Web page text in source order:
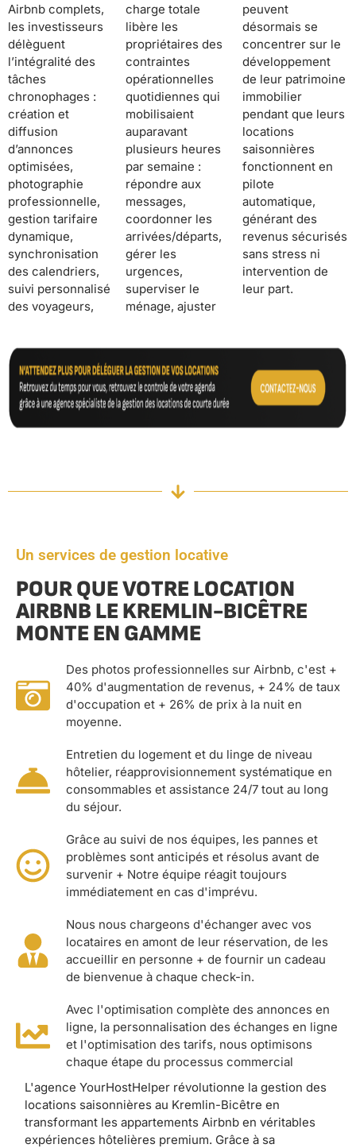
Airbnb complets,
les investisseurs
délèguent
l’intégralité des
tâches
chronophages :
création et
diffusion
d’annonces
optimisées,
photographie
professionnelle,
gestion tarifaire
dynamique,
synchronisation
des calendriers,
suivi personnalisé
des voyageurs,
charge totale
libère les
propriétaires des
contraintes
opérationnelles
quotidiennes qui
mobilisaient
auparavant
plusieurs heures
par semaine :
répondre aux
messages,
coordonner les
arrivées/départs,
gérer les
urgences,
superviser le
ménage, ajuster
peuvent
désormais se
concentrer sur le
développement
de leur patrimoine
immobilier
pendant que leurs
locations
saisonnières
fonctionnent en
pilote
automatique,
générant des
revenus sécurisés
sans stress ni
intervention de
leur part.
Un services de gestion locative
POUR QUE VOTRE LOCATION
AIRBNB LE KREMLIN-BICÊTRE
MONTE EN GAMME
Des photos professionnelles sur Airbnb, c'est +
40% d'augmentation de revenus, + 24% de taux
d'occupation et + 26% de prix à la nuit en
moyenne.
Entretien du logement et du linge de niveau
hôtelier, réapprovisionnement systématique en
consommables et assistance 24/7 tout au long
du séjour.
Grâce au suivi de nos équipes, les pannes et
problèmes sont anticipés et résolus avant de
survenir + Notre équipe réagit toujours
immédiatement en cas d'imprévu.
Nous nous chargeons d'échanger avec vos
locataires en amont de leur réservation, de les
accueillir en personne + de fournir un cadeau
de bienvenue à chaque check-in.
Avec l'optimisation complète des annonces en
ligne, la personnalisation des échanges en ligne
et l'optimisation des tarifs, nous optimisons
chaque étape du processus commercial
L'agence YourHostHelper révolutionne la gestion des
locations saisonnières au Kremlin-Bicêtre en
transformant les appartements Airbnb en véritables
expériences hôtelières premium. Grâce à sa